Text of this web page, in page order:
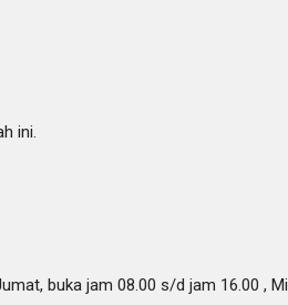
ini.
buka jam 08.00 s/d jam 16.00 ,